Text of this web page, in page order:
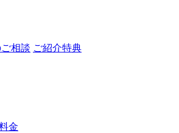
相談 ご紹介特典
金